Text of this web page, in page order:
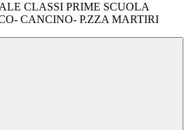
CLASSI PRIME SCUOLA
CANCINO- P.ZZA MARTIRI